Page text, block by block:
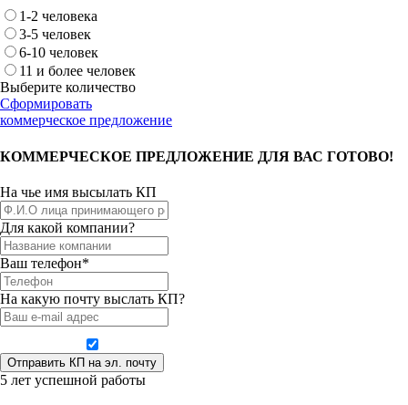
1-2 человека
3-5 человек
6-10 человек
11 и более человек
Выберите количество
Сформировать
коммерческое предложение
КОММЕРЧЕСКОЕ ПРЕДЛОЖЕНИЕ ДЛЯ ВАС ГОТОВО!
На чье имя высылать КП
Для какой компании?
Ваш телефон*
На какую почту выслать КП?
5 лет успешной работы